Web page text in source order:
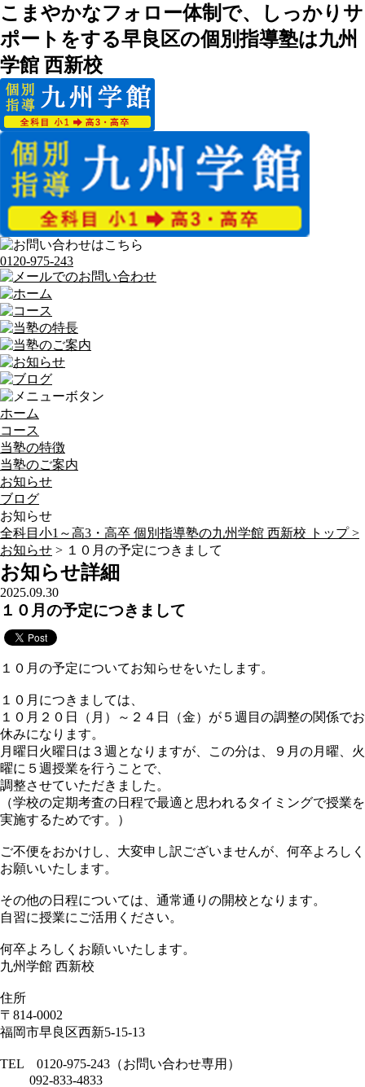
こまやかなフォロー体制で、しっかりサ
ポートをする早良区の個別指導塾は九州
学館 西新校
0120-975-243
ホーム
コース
当塾の特徴
当塾のご案内
お知らせ
ブログ
お知らせ
全科目小1～高3・高卒 個別指導塾の九州学館 西新校 トップ >
お知らせ > １０月の予定につきまして
お知らせ詳細
2025.09.30
１０月の予定につきまして
１０月の予定についてお知らせをいたします。
１０月につきましては、
１０月２０日（月）～２４日（金）が５週目の調整の関係でお
休みになります。
月曜日火曜日は３週となりますが、この分は、９月の月曜、火
曜に５週授業を行うことで、
調整させていただきました。
（学校の定期考査の日程で最適と思われるタイミングで授業を
実施するためです。）
ご不便をおかけし、大変申し訳ございませんが、何卒よろしく
お願いいたします。
その他の日程については、通常通りの開校となります。
自習に授業にご活用ください。
何卒よろしくお願いいたします。
九州学館 西新校
住所
〒814-0002
福岡市早良区西新5-15-13
TEL 0120-975-243（お問い合わせ専用）
092-833-4833